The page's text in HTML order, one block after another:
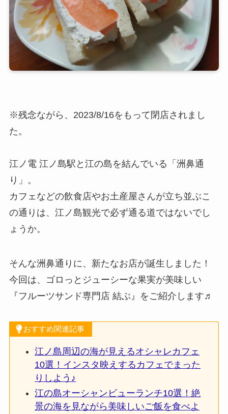
※残念ながら、2023/8/16をもって閉店されまし
た。
江ノ電 江ノ島駅と江の島を結んでいる「洲鼻通
り」。
カフェなどの飲食店やお土産屋さんが立ち並ぶこ
の通りは、江ノ島観光で必ず通る道ではないでし
ょうか。
そんな洲鼻通りに、新たなお店が誕生しました！
今回は、ゴロっとジューシーな果実が美味しい
『フルーツサンド専門店 結ぶ』をご紹介します♬
おすすめ関連記事
江ノ島周辺の海が見えるオシャレカフェ
10選！インスタ映えするカフェでまった
りしよう♪
江の島オーシャンビューランチ10選！絶
景の海を見ながら美味しいご飯を食べよ